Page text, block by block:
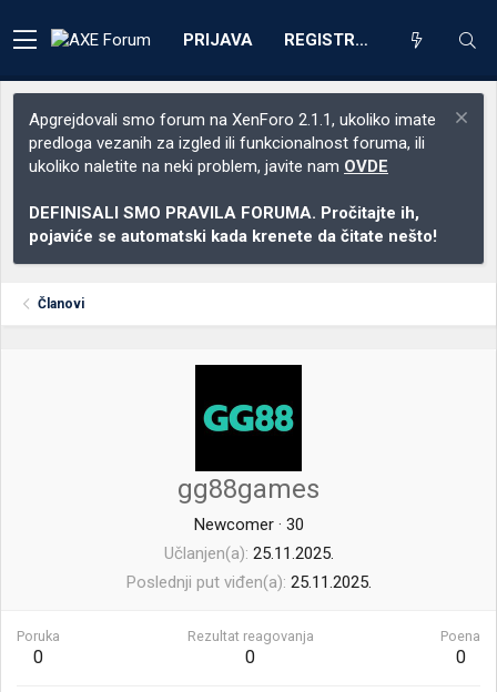
PRIJAVA REGISTRACIJA
Apgrejdovali smo forum na XenForo 2.1.1, ukoliko imate
predloga vezanih za izgled ili funkcionalnost foruma, ili
ukoliko naletite na neki problem, javite nam OVDE
DEFINISALI SMO PRAVILA FORUMA. Pročitajte ih,
pojaviće se automatski kada krenete da čitate nešto!
Članovi
gg88games
Newcomer · 30
Učlanjen(a) 25.11.2025.
Poslednji put viđen(a) 25.11.2025.
Poruka
0
Rezultat reagovanja
0
Poena
0